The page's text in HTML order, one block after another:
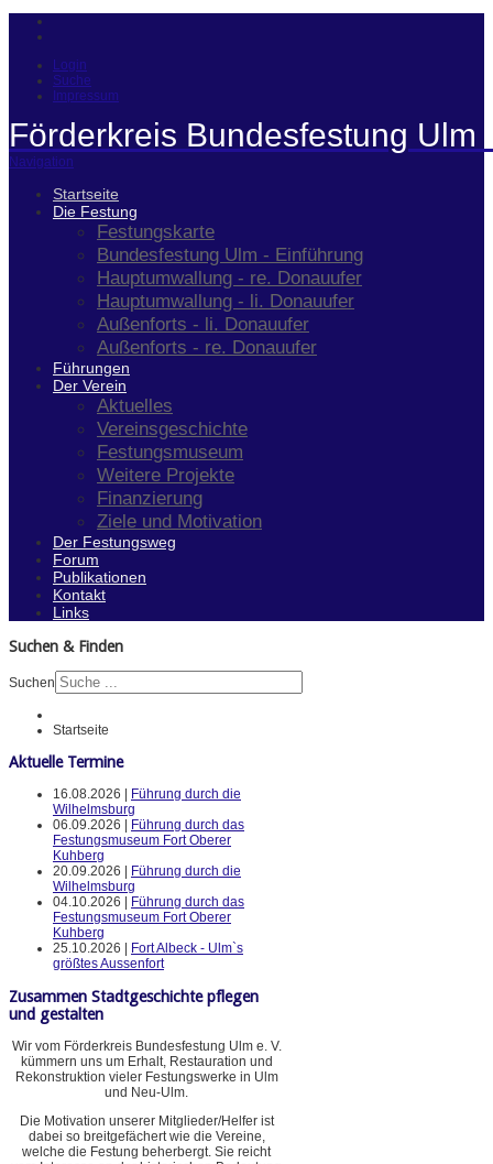
Login
Suche
Impressum
Förderkreis Bundesfestung Ulm
Navigation
Startseite
Die Festung
Festungskarte
Bundesfestung Ulm - Einführung
Hauptumwallung - re. Donauufer
Hauptumwallung - li. Donauufer
Außenforts - li. Donauufer
Außenforts - re. Donauufer
Führungen
Der Verein
Aktuelles
Vereinsgeschichte
Festungsmuseum
Weitere Projekte
Finanzierung
Ziele und Motivation
Der Festungsweg
Forum
Publikationen
Kontakt
Links
Suchen & Finden
Suchen
Startseite
Aktuelle Termine
16.08.2026 |
Führung durch die
Wilhelmsburg
06.09.2026 |
Führung durch das
Festungsmuseum Fort Oberer
Kuhberg
20.09.2026 |
Führung durch die
Wilhelmsburg
04.10.2026 |
Führung durch das
Festungsmuseum Fort Oberer
Kuhberg
25.10.2026 |
Fort Albeck - Ulm`s
größtes Aussenfort
Zusammen Stadtgeschichte pflegen
und gestalten
Wir vom Förderkreis Bundesfestung Ulm e. V.
kümmern uns um Erhalt, Restauration und
Rekonstruktion vieler Festungswerke in Ulm
und Neu-Ulm.
Die Motivation unserer Mitglieder/Helfer ist
dabei so breitgefächert wie die Vereine,
welche die Festung beherbergt. Sie reicht